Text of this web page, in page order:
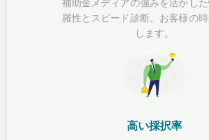
補助金メディアの強みを活かし
羅性とスピード診断。お客様の
します。
高い採択率